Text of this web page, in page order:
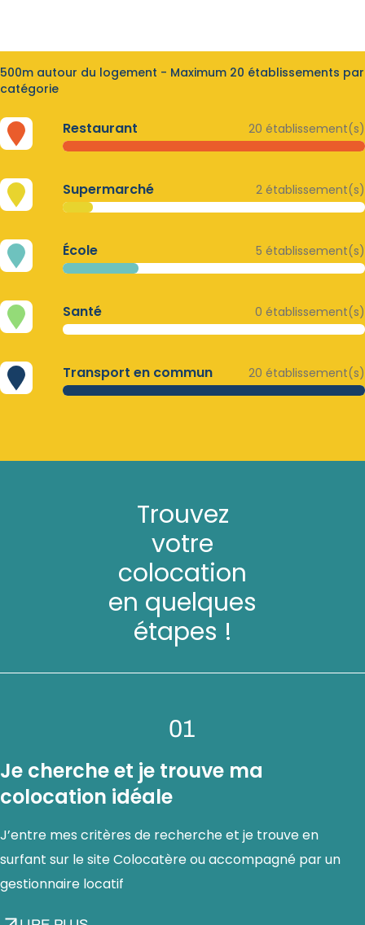
500m autour du logement - Maximum 20 établissements par
catégorie
Restaurant 20 établissement(s)
Supermarché 2 établissement(s)
École 5 établissement(s)
Santé 0 établissement(s)
Transport en commun 20 établissement(s)
Trouvez
votre
colocation
en quelques
étapes !
01
Je cherche et je trouve ma
colocation idéale
J’entre mes critères de recherche et je trouve en
surfant sur le site Colocatère ou accompagné par un
gestionnaire locatif